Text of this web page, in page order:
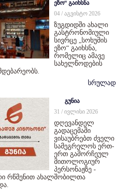
ეზო“ გაიხსნა
04 / აგვისტო 2026
ზუგდიდში ახალი
გასტრონომიული
სივრცე „სოხუმის
ეზო“ გაიხსნა,
რომელიც ამავე
სახელწოდების
სრულად
გუნია
31 / ივლისი 2026
დღევანდელ
გადაცემაში
ვისაუბრებთ ძველი
სამეგრელოს ერთ-
ერთ გამორჩეულ
მითოლოგიურ
პერსონაჟზე -
რწმენით ახალშობილთა